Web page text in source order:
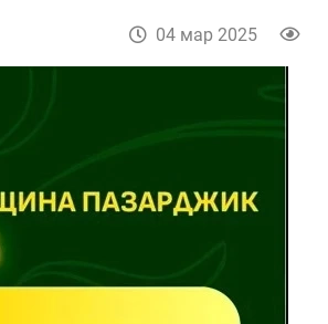
04 мар 2025